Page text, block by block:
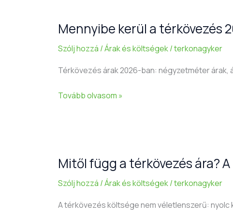
Mennyibe kerül a térkövezés
Szólj hozzá /Árak és költségek/terkonagyker
Térkövezés árak 2026-ban: négyzetméter
Mennyibe
a
térkövezés
ban?
Tovább olvasom »
Mitől függ a térkövezés ára?
Szólj hozzá /Árak és költségek/terkonagyker
A térkövezés költsége nem véletlenszerű:
Mitől
a
térkövezés